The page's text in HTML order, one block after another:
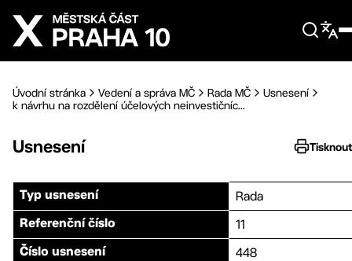
Přejít na hlavní obsah
Úvodní stránka Vedení a správa MČ Rada MČ
Usnesení
k návrhu na rozdělení účelových neinvestičníc...
Usnesení Tisknout
Typ usnesení Rada
Referenční číslo 11
Číslo usnesení 448